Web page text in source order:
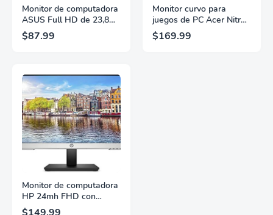
Monitor de computadora
ASUS Full HD de 23,8
pulgadas, 1080p, HDMI,
VGA, cuidado de la vista,
negro
$87.99
Monitor curvo para
juegos de PC Acer Nitro
31.5" FHD 1920 x 1080
1500R | AMD FreeSync
$169.99
Monitor de computadora
HP 24mh FHD con
pantalla IPS de 23,8